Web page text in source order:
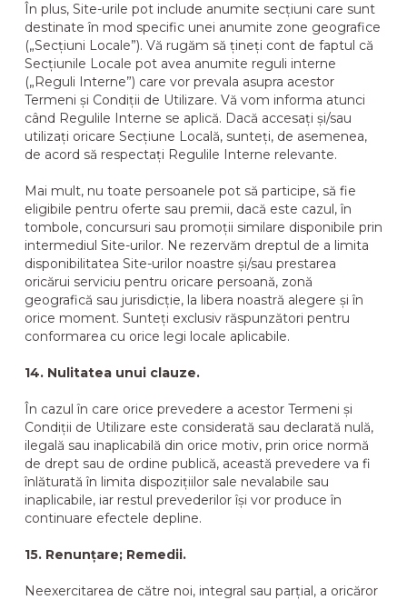
În plus, Site-urile pot include anumite secțiuni care sunt
destinate în mod specific unei anumite zone geografice
(„Secțiuni Locale”). Vă rugăm să țineți cont de faptul că
Secțiunile Locale pot avea anumite reguli interne
(„Reguli Interne”) care vor prevala asupra acestor
Termeni și Condiții de Utilizare. Vă vom informa atunci
când Regulile Interne se aplică. Dacă accesați și/sau
utilizați oricare Secțiune Locală, sunteți, de asemenea,
de acord să respectați Regulile Interne relevante.
Mai mult, nu toate persoanele pot să participe, să fie
eligibile pentru oferte sau premii, dacă este cazul, în
tombole, concursuri sau promoții similare disponibile prin
intermediul Site-urilor. Ne rezervăm dreptul de a limita
disponibilitatea Site-urilor noastre și/sau prestarea
oricărui serviciu pentru oricare persoană, zonă
geografică sau jurisdicție, la libera noastră alegere și în
orice moment. Sunteți exclusiv răspunzători pentru
conformarea cu orice legi locale aplicabile.
14. Nulitatea unui clauze.
În cazul în care orice prevedere a acestor Termeni și
Condiții de Utilizare este considerată sau declarată nulă,
ilegală sau inaplicabilă din orice motiv, prin orice normă
de drept sau de ordine publică, această prevedere va fi
înlăturată în limita dispozițiilor sale nevalabile sau
inaplicabile, iar restul prevederilor își vor produce în
continuare efectele depline.
15. Renunțare; Remedii.
Neexercitarea de către noi, integral sau parțial, a oricăror